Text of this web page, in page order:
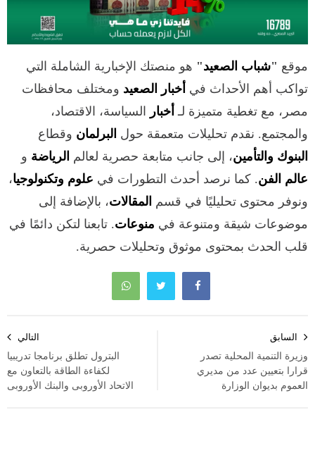
موقع "شباب الصعيد" هو منصتك الإخبارية الشاملة التي
تواكب أهم الأحداث في أخبار الصعيد ومختلف محافظات
مصر، مع تغطية متميزة لـ أخبار السياسة، الاقتصاد،
والمجتمع. نقدم تحليلات متعمقة حول البرلمان وقطاع
البنوك والتأمين، إلى جانب متابعة حصرية لعالم الرياضة و
عالم الفن. كما نرصد أحدث التطورات في علوم وتكنولوجيا،
ونوفر محتوى تحليليًا في قسم المقالات، بالإضافة إلى
موضوعات شيقة ومتنوعة في منوعات. تابعنا لتكن دائمًا في
قلب الحدث بمحتوى موثوق وتحليلات حصرية.
المقالات
السابق
وزيرة التنمية المحلية تصدر
قرارا بتعيين عدد من مديري
العموم بديوان الوزارة
التالي
البترول تطلق برنامجا تدريبيا
لكفاءة الطاقة بالتعاون مع
الاتحاد الأوروبى والبنك الأوروبى